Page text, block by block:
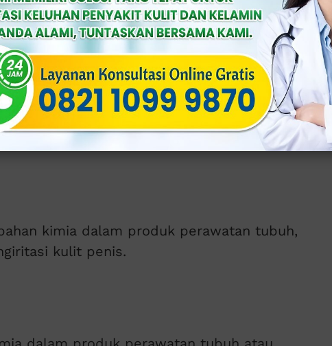
memicu iritasi dan infeksi.
menyebabkan balanitis.
sering menyebabkan balanitis.
kimia dalam produk perawatan tubuh,
kulit penis.